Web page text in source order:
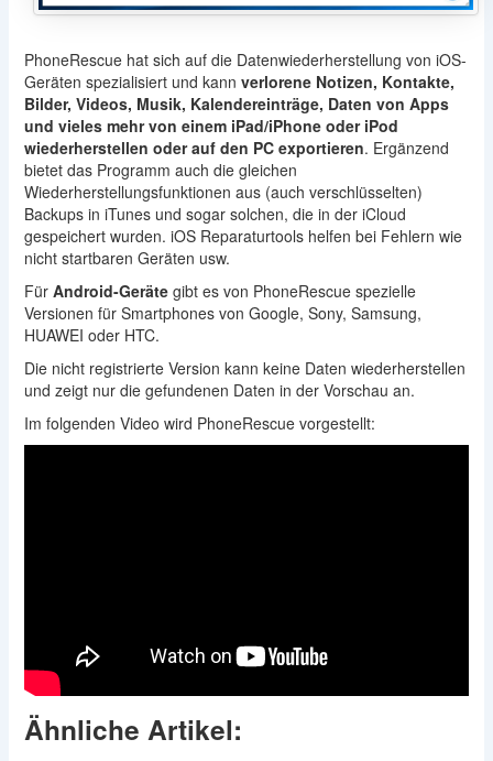
PhoneRescue hat sich auf die Datenwiederherstellung von iOS-
Geräten spezialisiert und kann verlorene Notizen, Kontakte,
Bilder, Videos, Musik, Kalendereinträge, Daten von Apps
und vieles mehr von einem iPad/iPhone oder iPod
wiederherstellen oder auf den PC exportieren. Ergänzend
bietet das Programm auch die gleichen
Wiederherstellungsfunktionen aus (auch verschlüsselten)
Backups in iTunes und sogar solchen, die in der iCloud
gespeichert wurden. iOS Reparaturtools helfen bei Fehlern wie
nicht startbaren Geräten usw.
Für Android-Gerätegibt es von PhoneRescue spezielle
Versionen für Smartphones von Google, Sony, Samsung,
HUAWEI oder HTC.
Die nicht registrierte Version kann keine Daten wiederherstellen
und zeigt nur die gefundenen Daten in der Vorschau an.
Im folgenden Video wird PhoneRescue vorgestellt:
Ähnliche Artikel: